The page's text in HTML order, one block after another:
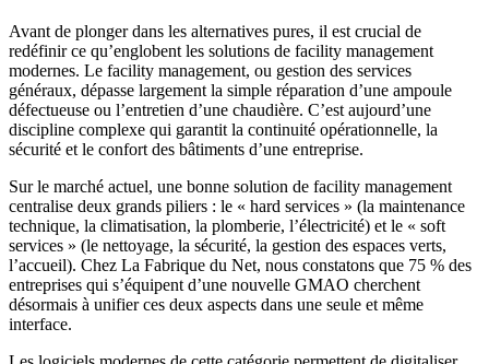
Avant de plonger dans les alternatives pures, il est crucial de
redéfinir ce qu’englobent les solutions de facility management
modernes. Le facility management, ou gestion des services
généraux, dépasse largement la simple réparation d’une ampoule
défectueuse ou l’entretien d’une chaudière. C’est aujourd’une
discipline complexe qui garantit la continuité opérationnelle, la
sécurité et le confort des bâtiments d’une entreprise.
Sur le marché actuel, une bonne solution de facility management
centralise deux grands piliers : le « hard services » (la maintenance
technique, la climatisation, la plomberie, l’électricité) et le « soft
services » (le nettoyage, la sécurité, la gestion des espaces verts,
l’accueil). Chez La Fabrique du Net, nous constatons que 75 % des
entreprises qui s’équipent d’une nouvelle GMAO cherchent
désormais à unifier ces deux aspects dans une seule et même
interface.